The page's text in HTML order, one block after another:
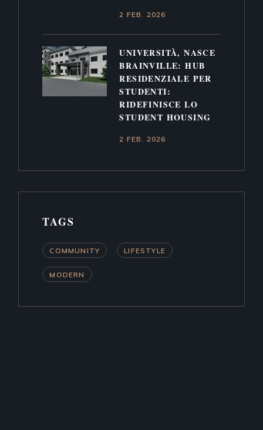
2 FEB. 2026
UNIVERSITÀ, NASCE
BRAINVILLE: HUB
RESIDENZIALE PER
STUDENTI:
RIDEFINISCE LO
STUDENT HOUSING
2 FEB. 2026
TAGS
COMMUNITY LIFESTYLE
MODERN